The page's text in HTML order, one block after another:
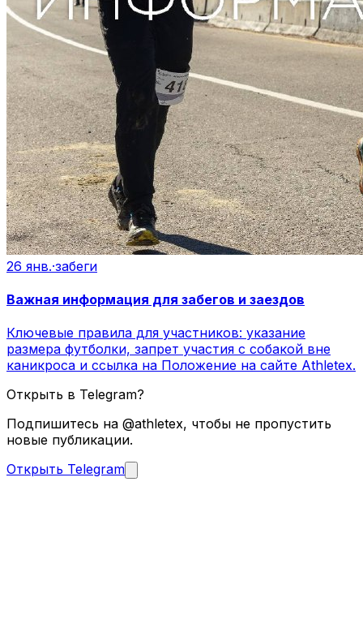
26 янв.·забеги
Важная информация для забегов и заездов
Ключевые правила для участников: указание
размера футболки, запрет участия с собакой вне
каникроса и ссылка на Положение на сайте Athletex.
Открыть в Telegram?
Подпишитесь на @athletex, чтобы не пропустить
новые публикации.
Открыть Telegram